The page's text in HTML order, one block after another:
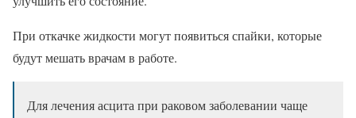
При откачке жидкости могут появиться спайки, которые
будут мешать врачам в работе.
Для лечения асцита при раковом заболевании чаще